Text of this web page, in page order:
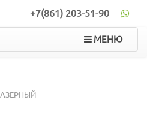
+7(861) 203-51-90
МЕНЮ